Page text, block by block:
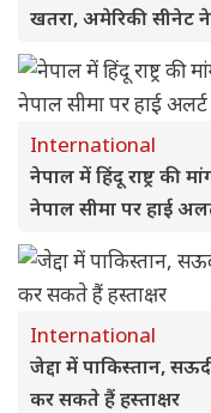
खतरा, अमेरिकी सीनेट
International
नेपाल में हिंदू राष्ट्र की
नेपाल सीमा पर हाई
International
जेद्दा में पाकिस्तान,
कर सकते हैं हस्ताक्षर